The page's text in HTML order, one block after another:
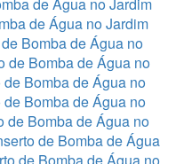
de Água no Jardim
de Água no Jardim
Bomba de Água no
de Bomba de Água no
Bomba de Água no
Bomba de Água no
de Bomba de Água no
de Bomba de Água